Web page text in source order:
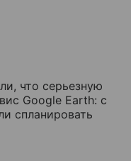
что серьезную
Google Earth: с
спланировать